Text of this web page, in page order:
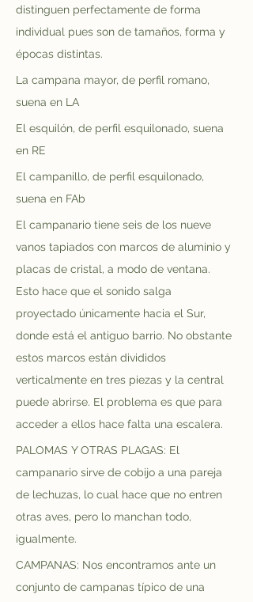
distinguen perfectamente de forma
individual pues son de tamaños, forma y
épocas distintas.
La campana mayor, de perfil romano,
suena en LA
El esquilón, de perfil esquilonado, suena
en RE
El campanillo, de perfil esquilonado,
suena en FAb
El campanario tiene seis de los nueve
vanos tapiados con marcos de aluminio y
placas de cristal, a modo de ventana.
Esto hace que el sonido salga
proyectado únicamente hacia el Sur,
donde está el antiguo barrio. No obstante
estos marcos están divididos
verticalmente en tres piezas y la central
puede abrirse. El problema es que para
acceder a ellos hace falta una escalera.
PALOMAS Y OTRAS PLAGAS: El
campanario sirve de cobijo a una pareja
de lechuzas, lo cual hace que no entren
otras aves, pero lo manchan todo,
igualmente.
CAMPANAS: Nos encontramos ante un
conjunto de campanas típico de una